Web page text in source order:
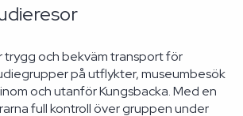
trygg och bekväm transport för
på utflykter, museumbesök
och utanför Kungsbacka. Med en
full kontroll över gruppen under